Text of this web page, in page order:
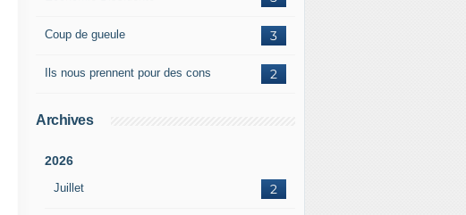
3
Coup de gueule
2
Ils nous prennent pour des cons
Archives
2026
Juillet 2